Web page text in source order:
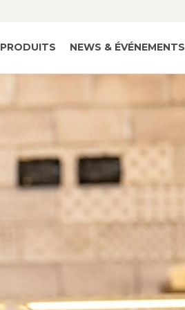
PRODUITS NEWS & ÉVÉNEMENTS